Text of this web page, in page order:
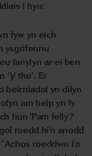
i hyn:
fyw yn eich
ysgrifennu
fanylyn ar ei ben
tho’. Er
beirniadol yn dilyn
am help yn fy
hun 'Pam felly?'
roedd hi'n anodd
roeddwn i'n